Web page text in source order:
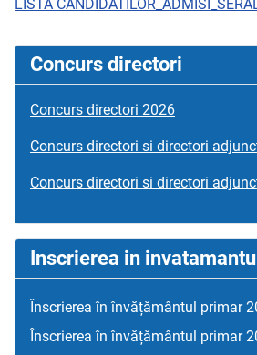
LISTA
Concurs directori
Concurs directori 2026
Concurs directori si directori
Concurs directori si directori
Inscrierea in
Înscrierea în învățământul primar
Înscrierea în învățământul primar